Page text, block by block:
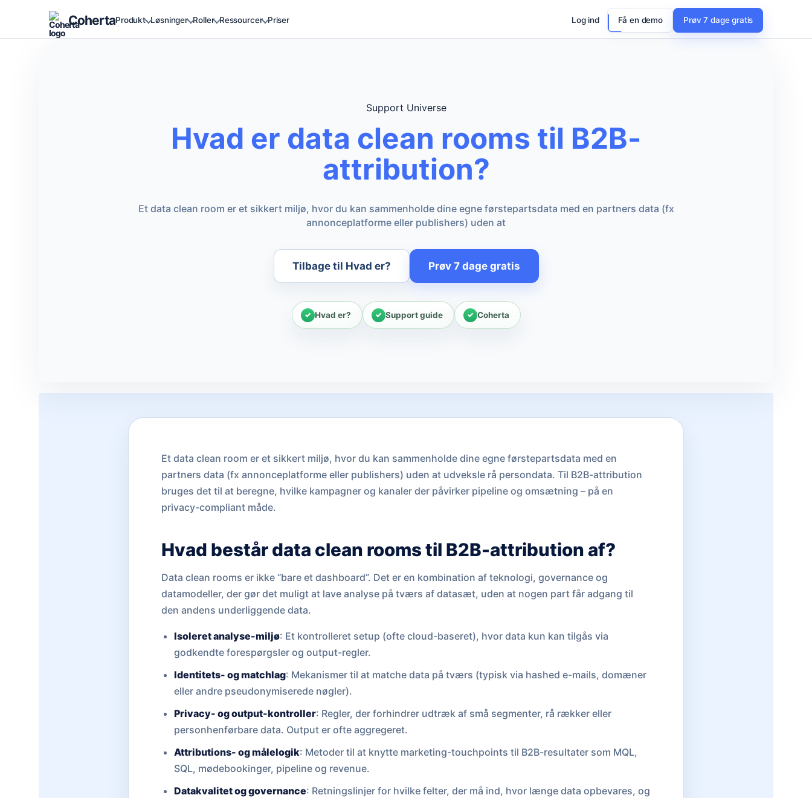
CohertaProdukt Løsninger Roller Ressourcer Priser Log ind Få en demo Prøv 7 dage gratis
Support Universe
Hvad er data clean rooms til B2B-
attribution?
Et data clean room er et sikkert miljø, hvor du kan sammenholde dine egne førstepartsdata med en partners data (fx
annonceplatforme eller publishers) uden at
Tilbage til Hvad er? Prøv 7 dage gratis
Hvad er? Support guide Coherta
Et data clean room er et sikkert miljø, hvor du kan sammenholde dine egne førstepartsdata med en
partners data (fx annonceplatforme eller publishers) uden at udveksle rå persondata. Til B2B-attribution
bruges det til at beregne, hvilke kampagner og kanaler der påvirker pipeline og omsætning – på en
privacy-compliant måde.
Hvad består data clean rooms til B2B-attribution af?
Data clean rooms er ikke “bare et dashboard”. Det er en kombination af teknologi, governance og
datamodeller, der gør det muligt at lave analyse på tværs af datasæt, uden at nogen part får adgang til
den andens underliggende data.
Isoleret analyse-miljø: Et kontrolleret setup (ofte cloud-baseret), hvor data kun kan tilgås via
godkendte forespørgsler og output-regler.
Identitets- og matchlag: Mekanismer til at matche data på tværs (typisk via hashed e-mails, domæner
eller andre pseudonymiserede nøgler).
Privacy- og output-kontroller: Regler, der forhindrer udtræk af små segmenter, rå rækker eller
personhenførbare data. Output er ofte aggregeret.
Attributions- og målelogik: Metoder til at knytte marketing-touchpoints til B2B-resultater som MQL,
SQL, mødebookinger, pipeline og revenue.
Datakvalitet og governance: Retningslinjer for hvilke felter, der må ind, hvor længe data opbevares, og